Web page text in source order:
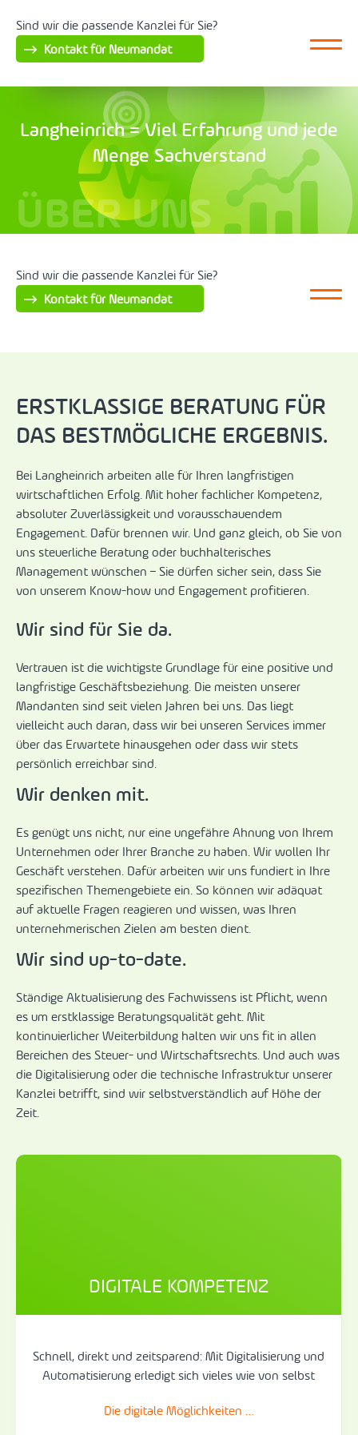
Sind wir die passende Kanzlei für Sie?
Kontakt für Neumandat
Langheinrich = Viel Erfahrung und jede
Menge Sachverstand
ÜBER UNS
Sind wir die passende Kanzlei für Sie?
Kontakt für Neumandat
ERSTKLASSIGE BERATUNG FÜR
DAS BESTMÖGLICHE ERGEBNIS.
Bei Langheinrich arbeiten alle für Ihren langfristigen
wirtschaftlichen Erfolg. Mit hoher fachlicher Kompetenz,
absoluter Zuverlässigkeit und vorausschauendem
Engagement. Dafür brennen wir. Und ganz gleich, ob Sie von
uns steuerliche Beratung oder buchhalterisches
Management wünschen – Sie dürfen sicher sein, dass Sie
von unserem Know-how und Engagement profitieren.
Wir sind für Sie da.
Vertrauen ist die wichtigste Grundlage für eine positive und
langfristige Geschäftsbeziehung. Die meisten unserer
Mandanten sind seit vielen Jahren bei uns. Das liegt
vielleicht auch daran, dass wir bei unseren Services immer
über das Erwartete hinausgehen oder dass wir stets
persönlich erreichbar sind.
Wir denken mit.
Es genügt uns nicht, nur eine ungefähre Ahnung von Ihrem
Unternehmen oder Ihrer Branche zu haben. Wir wollen Ihr
Geschäft verstehen. Dafür arbeiten wir uns fundiert in Ihre
spezifischen Themengebiete ein. So können wir adäquat
auf aktuelle Fragen reagieren und wissen, was Ihren
unternehmerischen Zielen am besten dient.
Wir sind up-to-date.
Ständige Aktualisierung des Fachwissens ist Pflicht, wenn
es um erstklassige Beratungsqualität geht. Mit
kontinuierlicher Weiterbildung halten wir uns fit in allen
Bereichen des Steuer- und Wirtschaftsrechts. Und auch was
die Digitalisierung oder die technische Infrastruktur unserer
Kanzlei betrifft, sind wir selbstverständlich auf Höhe der
Zeit.
DIGITALE KOMPETENZ
Schnell, direkt und zeitsparend: Mit Digitalisierung und
Automatisierung erledigt sich vieles wie von selbst
Die digitale Möglichkeiten …